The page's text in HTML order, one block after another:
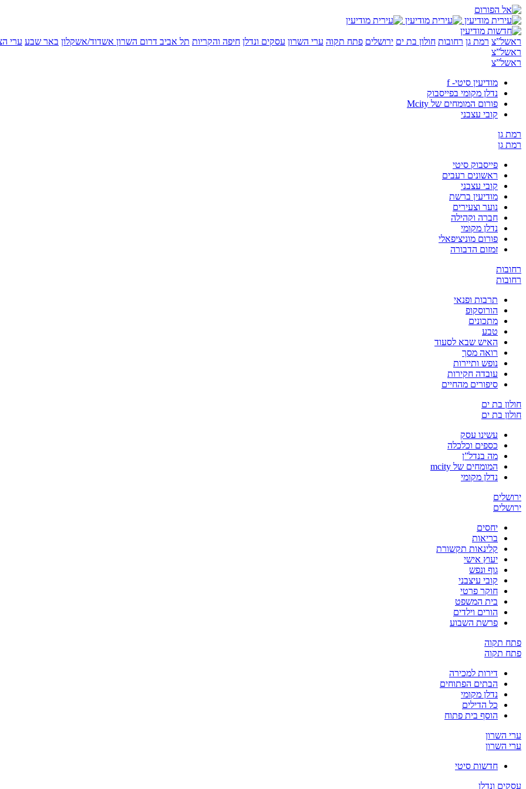
ראשל”צ רמת גן רחובות חולון בת ים ירושלים פתח תקוה ערי השרון עסקים ונדלן חיפה והקריות תל אביב דרום השרון אשדוד/אשקלון באר שבע ערי
ראשל”צ
ראשל”צ
מודיעין סיטי- f
נדלן מקומי בפייסבוק
פורום המומחים של Mcity
קובי עצבני
רמת גן
רמת גן
פייסבוק סיטי
ראשונים רעבים
קובי עצבני
מודיעין ברשת
נוער וצעירים
חברה וקהילה
נדלן מקומי
פורום מוניציפאלי
זמזום הדבורה
רחובות
רחובות
תרבות ופנאי
הורוסקופ
מתכונים
טבע
האיש שבא לסעוד
רואה מסך
נופש ותיירות
עובדה חקירות
סיפורים מהחיים
חולון בת ים
חולון בת ים
עשינו עסק
כספים וכלכלה
מה בנדל”ן
המומחים של mcity
נדלן מקומי
ירושלים
ירושלים
יחסים
בריאות
קלינאות תקשורת
יעוץ אישי
גוף ונפש
קובי עיצבני
חוקר פרטי
בית המשפט
הורים וילדים
פרשת השבוע
פתח תקוה
פתח תקוה
דירות למכירה
הבתים הפתוחים
נדלן מקומי
כל הדילים
הוסף בית פתוח
ערי השרון
ערי השרון
חדשות סיטי
עסקים ונדלן